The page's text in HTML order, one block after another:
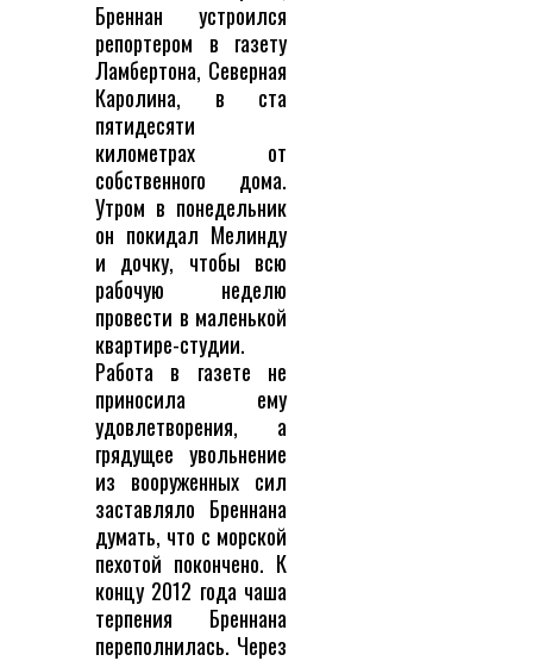
Бреннан устроился
репортером в газету
Ламбертона, Северная
Каролина, в ста
пятидесяти
километрах от
собственного дома.
Утром в понедельник
он покидал Мелинду
и дочку, чтобы всю
рабочую неделю
провести в маленькой
квартире-студии.
Работа в газете не
приносила ему
удовлетворения, а
грядущее увольнение
из вооруженных сил
заставляло Бреннана
думать, что с морской
пехотой покончено. К
концу 2012 года чаша
терпения Бреннана
переполнилась. Через